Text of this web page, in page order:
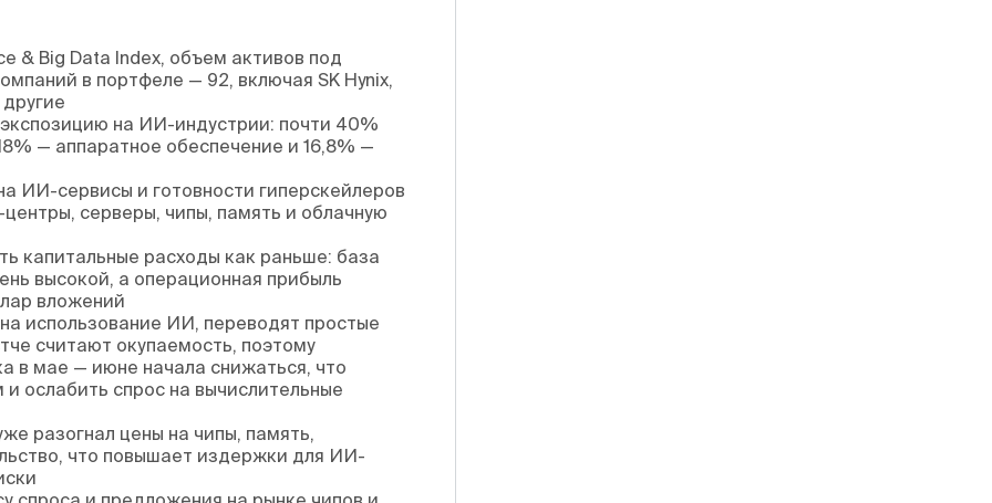
& Big Data Index, объем активов под
в портфеле — 92, включая SK Hynix,
на ИИ-индустрии: почти 40%
— аппаратное обеспечение и 16,8% —
ИИ-сервисы и готовности гиперскейлеров
серверы, чипы, память и облачную
капитальные расходы как раньше: база
высокой, а операционная прибыль
вложений
использование ИИ, переводят простые
считают окупаемость, поэтому
в мае — июне начала снижаться, что
ослабить спрос на вычислительные
разогнал цены на чипы, память,
что повышает издержки для ИИ-